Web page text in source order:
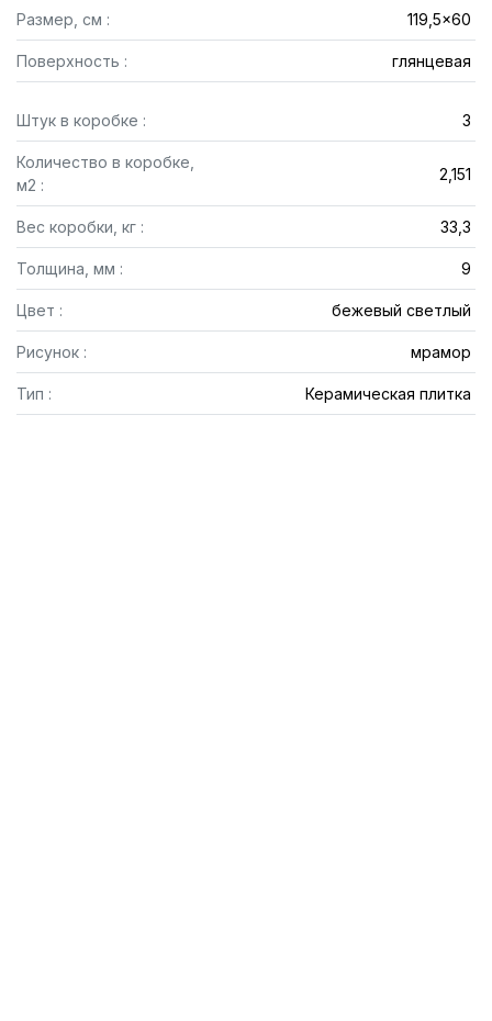
Размер, см : 119,5x60
Поверхность : глянцевая
Штук в коробке : 3
Количество в коробке,
м2 :
2,151
Вес коробки, кг : 33,3
Толщина, мм : 9
Цвет : бежевый светлый
Рисунок : мрамор
Тип : Керамическая плитка